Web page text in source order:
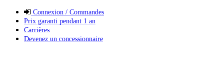
Connexion / Commandes
Prix garanti pendant 1 an
Carrières
Devenez un concessionnaire